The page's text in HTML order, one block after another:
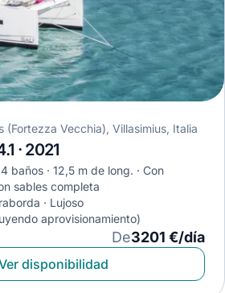
(Fortezza Vecchia), Villasimius, Italia
· 2021
4 baños 12,5 m de long.
Con
sables completa
· Lujoso
aprovisionamiento)
De3201 €/día
disponibilidad